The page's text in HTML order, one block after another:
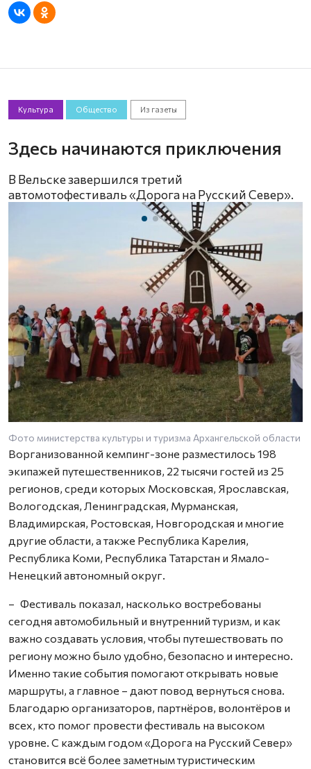
Культура Общество Из газеты
Здесь начинаются приключения
В Вельске завершился третий
автомотофестиваль «Дорога на Русский Север».
Фото министерства культуры и туризма Архангельской области
Ворганизованной кемпинг-зоне разместилось 198
экипажей путешественников, 22 тысячи гостей из 25
регионов, среди которых Московская, Ярославская,
Вологодская, Ленинградская, Мурманская,
Владимирская, Ростовская, Новгородская и многие
другие области, а также Республика Карелия,
Республика Коми, Республика Татарстан и Ямало-
Ненецкий автономный округ.
– Фестиваль показал, насколько востребованы
сегодня автомобильный и внутренний туризм, и как
важно создавать условия, чтобы путешествовать по
региону можно было удобно, безопасно и интересно.
Именно такие события помогают открывать новые
маршруты, а главное – дают повод вернуться снова.
Благодарю организаторов, партнёров, волонтёров и
всех, кто помог провести фестиваль на высоком
уровне. С каждым годом «Дорога на Русский Север»
становится всё более заметным туристическим